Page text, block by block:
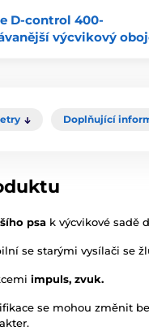
D-control 400-
výcvikový
Doplňující
psa k výcvikové sadě
se starými vysílači se
impuls, zvuk.
se mohou změnit